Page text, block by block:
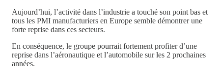
Aujourd’hui, l’activité dans l’industrie a touché son point bas et
tous les PMI manufacturiers en Europe semble démontrer une
forte reprise dans ces secteurs.
En conséquence, le groupe pourrait fortement profiter d’une
reprise dans l’aéronautique et l’automobile sur les 2 prochaines
années.